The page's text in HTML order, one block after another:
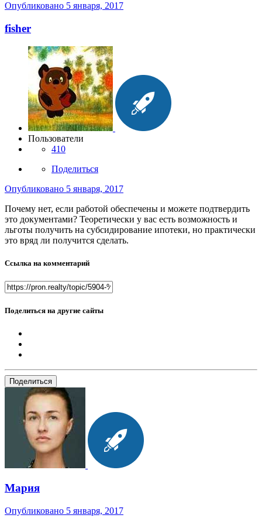
Опубликовано 5 января, 2017
fisher
Пользователи
410
Поделиться
Опубликовано 5 января, 2017
Почему нет, если работой обеспечены и можете подтвердить
это документами? Теоретически у вас есть возможность и
льготы получить на субсидирование ипотеки, но практически
это вряд ли получится сделать.
Ссылка на комментарий
Поделиться на другие сайты
Поделиться
Мария
Опубликовано 5 января, 2017